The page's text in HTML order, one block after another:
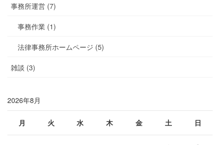
事務所運営 (7)
事務作業 (1)
法律事務所ホームページ (5)
雑談 (3)
2026年8月
月 火 水 木 金 土 日